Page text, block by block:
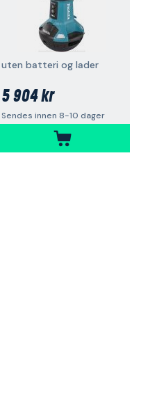
uten batteri og lader
5 904 kr
Sendes innen 8-10 dager